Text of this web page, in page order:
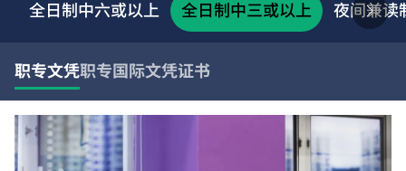
全日制中六或以上 全日制中三或以上 夜间兼读
职专文凭职专国际文凭证书